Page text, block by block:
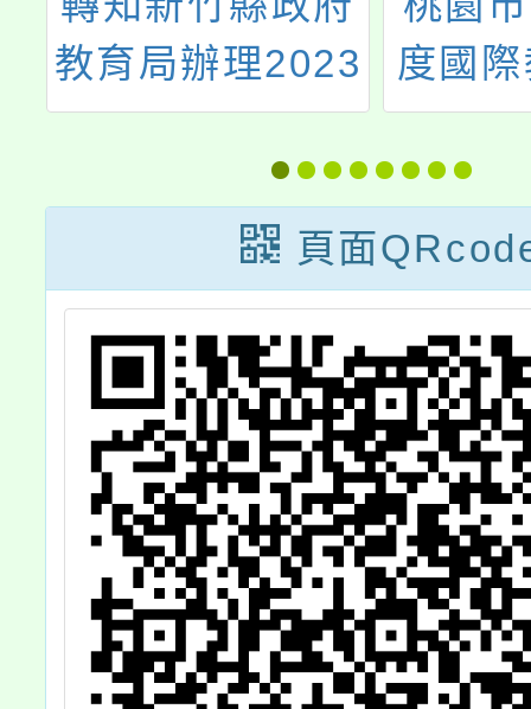
教育局辦理2023
新竹縣課程博覽
會實施計畫一
案，詳如說明，
請查照。
度國
社群
特
頁面